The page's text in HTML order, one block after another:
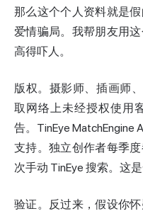
那么这个个人资料就是
爱情骗局。我帮朋友用
高得吓人。
版权。摄影师、插画师
取网络上未经授权使用
告。TinEye MatchEngine
支持。独立创作者每季
次手动 TinEye 搜索。这
验证。反过来，假设你